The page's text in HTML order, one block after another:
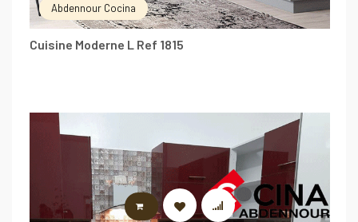
Abdennour Cocina
Cuisine Moderne L Ref 1815
LIRE LA SUITE